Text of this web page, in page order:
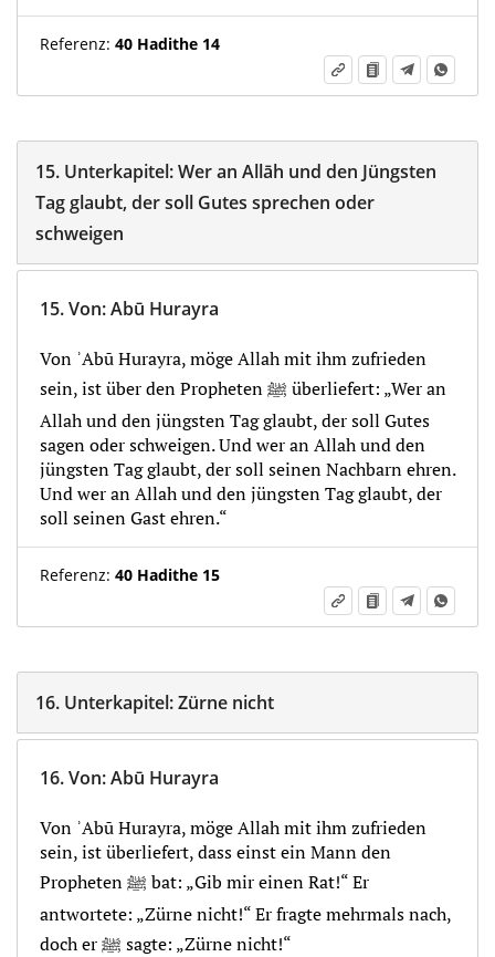
Referenz: 40 Hadithe 14
15. Unterkapitel:Wer an Allāh und den Jüngsten
Tag glaubt, der soll Gutes sprechen oder
schweigen
15.Von:Abū Hurayra
Von ʾAbū Hurayra, möge Allah mit ihm zufrieden
sein, ist über den Propheten ﷺ überliefert: „Wer an
Allah und den jüngsten Tag glaubt, der soll Gutes
sagen oder schweigen. Und wer an Allah und den
jüngsten Tag glaubt, der soll seinen Nachbarn ehren.
Und wer an Allah und den jüngsten Tag glaubt, der
soll seinen Gast ehren.“
Referenz: 40 Hadithe 15
16. Unterkapitel:Zürne nicht
16.Von:Abū Hurayra
Von ʾAbū Hurayra, möge Allah mit ihm zufrieden
sein, ist überliefert, dass einst ein Mann den
Propheten ﷺ bat: „Gib mir einen Rat!“ Er
antwortete: „Zürne nicht!“ Er fragte mehrmals nach,
doch er ﷺ sagte: „Zürne nicht!“